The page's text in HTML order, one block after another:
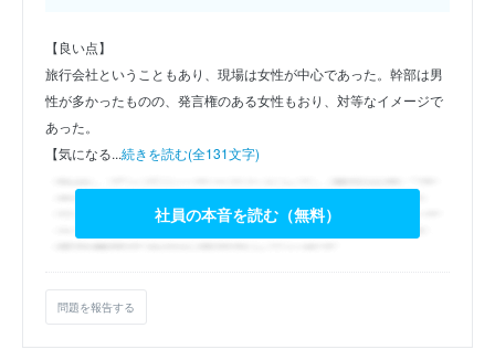
【良い点】
旅行会社ということもあり、現場は女性が中心であった。幹部は男
性が多かったものの、発言権のある女性もおり、対等なイメージで
あった。
【気になる...続きを読む(全131文字)
社員の本音を読む（無料）
問題を報告する